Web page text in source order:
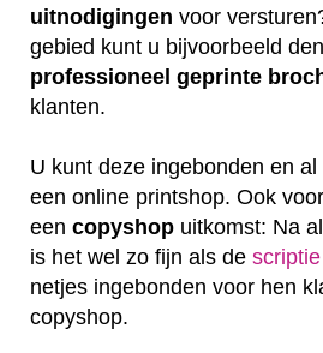
uitnodigingen voor
gebied kunt u bijvoorbeeld
professioneel geprinte
klanten.
U kunt deze ingebonden en
een online printshop. Ook voor
een copyshop uitkomst: Na
is het wel zo fijn als de
netjes ingebonden voor hen
copyshop.